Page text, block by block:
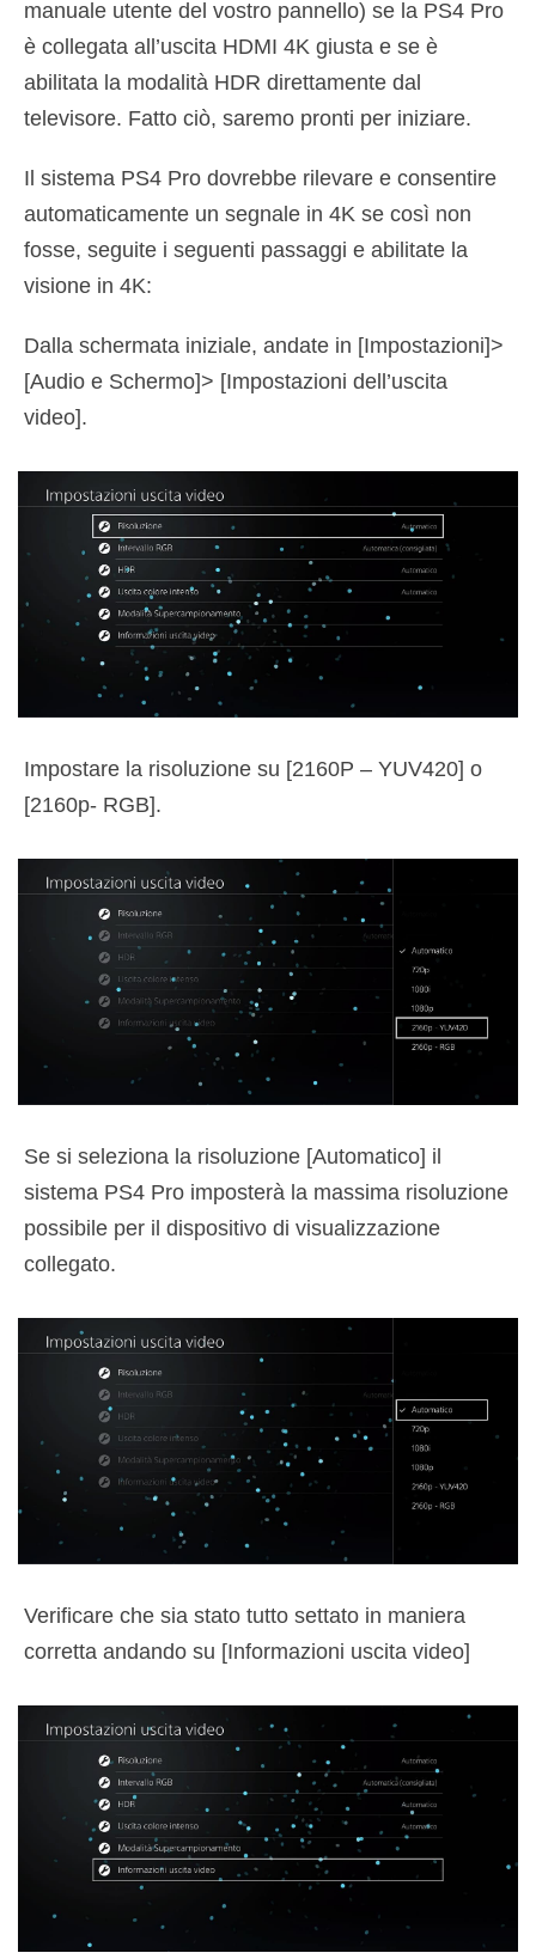
manuale utente del vostro pannello) se la PS4 Pro
è collegata all’uscita HDMI 4K giusta e se è
abilitata la modalità HDR direttamente dal
televisore. Fatto ciò, saremo pronti per iniziare.
Il sistema PS4 Pro dovrebbe rilevare e consentire
automaticamente un segnale in 4K se così non
fosse, seguite i seguenti passaggi e abilitate la
visione in 4K:
Dalla schermata iniziale, andate in [Impostazioni]>
[Audio e Schermo]> [Impostazioni dell’uscita
video].
Impostare la risoluzione su [2160P – YUV420] o
[2160p- RGB].
Se si seleziona la risoluzione [Automatico] il
sistema PS4 Pro imposterà la massima risoluzione
possibile per il dispositivo di visualizzazione
collegato.
Verificare che sia stato tutto settato in maniera
corretta andando su [Informazioni uscita video]